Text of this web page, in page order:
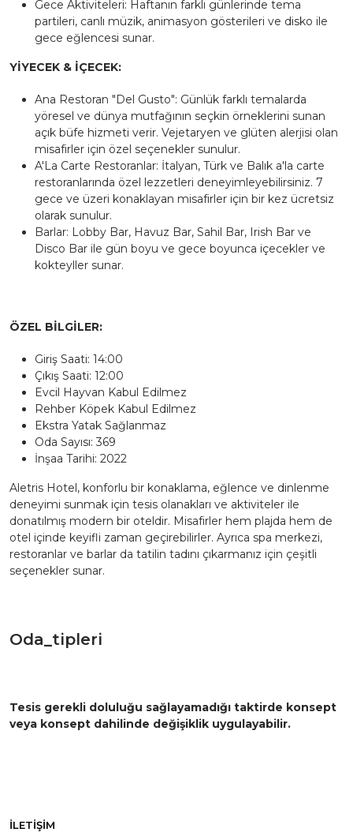
Gece Aktiviteleri: Haftanın farklı günlerinde tema
partileri, canlı müzik, animasyon gösterileri ve disko ile
gece eğlencesi sunar.
YİYECEK & İÇECEK:
Ana Restoran "Del Gusto": Günlük farklı temalarda
yöresel ve dünya mutfağının seçkin örneklerini sunan
açık büfe hizmeti verir. Vejetaryen ve glüten alerjisi olan
misafirler için özel seçenekler sunulur.
A'La Carte Restoranlar: İtalyan, Türk ve Balık a'la carte
restoranlarında özel lezzetleri deneyimleyebilirsiniz. 7
gece ve üzeri konaklayan misafirler için bir kez ücretsiz
olarak sunulur.
Barlar: Lobby Bar, Havuz Bar, Sahil Bar, Irish Bar ve
Disco Bar ile gün boyu ve gece boyunca içecekler ve
kokteyller sunar.
ÖZEL BİLGİLER:
Giriş Saati: 14:00
Çıkış Saati: 12:00
Evcil Hayvan Kabul Edilmez
Rehber Köpek Kabul Edilmez
Ekstra Yatak Sağlanmaz
Oda Sayısı: 369
İnşaa Tarihi: 2022
Aletris Hotel, konforlu bir konaklama, eğlence ve dinlenme
deneyimi sunmak için tesis olanakları ve aktiviteler ile
donatılmış modern bir oteldir. Misafirler hem plajda hem de
otel içinde keyifli zaman geçirebilirler. Ayrıca spa merkezi,
restoranlar ve barlar da tatilin tadını çıkarmanız için çeşitli
seçenekler sunar.
Oda_tipleri
Tesis gerekli doluluğu sağlayamadığı taktirde konsept
veya konsept dahilinde değişiklik uygulayabilir.
İLETİŞİM